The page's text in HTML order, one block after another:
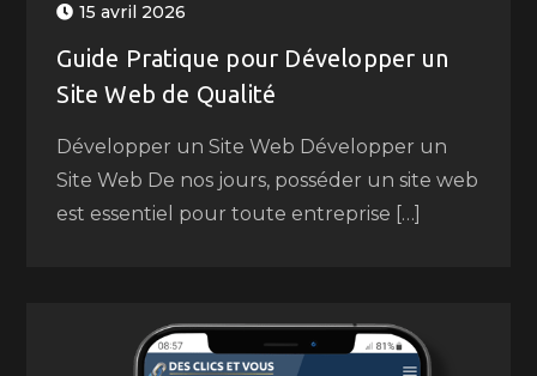
15 avril 2026
Guide Pratique pour Développer un
Site Web de Qualité
Développer un Site Web Développer un
Site Web De nos jours, posséder un site web
est essentiel pour toute entreprise […]